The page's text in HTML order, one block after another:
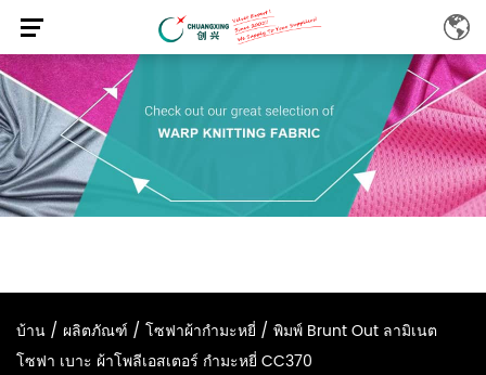
บ้าน / ผลิตภัณฑ์ / โซฟาผ้ากำมะหยี่ / พิมพ์ Brunt Out ลามิเนต
โซฟา เบาะ ผ้าโพลีเอสเตอร์ กำมะหยี่ CC370